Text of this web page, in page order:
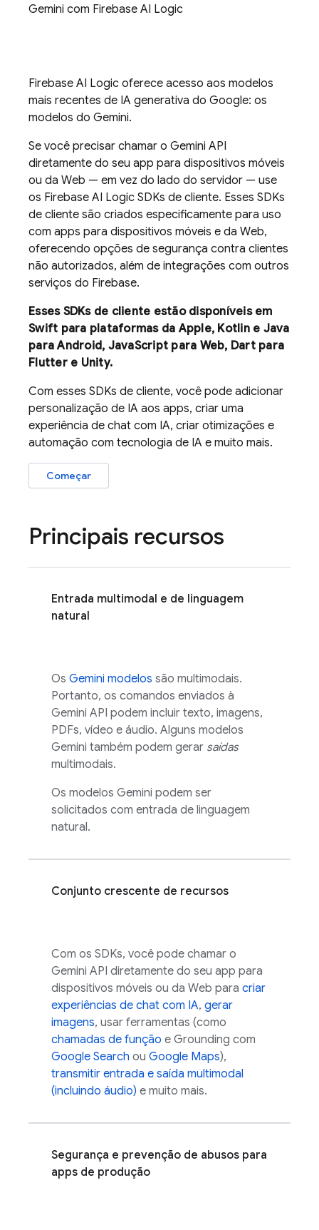
Gemini com Firebase AI Logic
Firebase AI Logic oferece acesso aos modelos
mais recentes de IA generativa do Google: os
modelos do Gemini.
Se você precisar chamar o Gemini API
diretamente do seu app para dispositivos móveis
ou da Web — em vez do lado do servidor — use
os Firebase AI Logic SDKs de cliente. Esses SDKs
de cliente são criados especificamente para uso
com apps para dispositivos móveis e da Web,
oferecendo opções de segurança contra clientes
não autorizados, além de integrações com outros
serviços do Firebase.
Esses SDKs de cliente estão disponíveis em
Swift para plataformas da Apple, Kotlin e Java
para Android, JavaScript para Web, Dart para
Flutter e Unity.
Com esses SDKs de cliente, você pode adicionar
personalização de IA aos apps, criar uma
experiência de chat com IA, criar otimizações e
automação com tecnologia de IA e muito mais.
Começar
Principais recursos
Entrada multimodal e de linguagem
natural
Os Gemini modelos são multimodais.
Portanto, os comandos enviados à
Gemini API podem incluir texto, imagens,
PDFs, vídeo e áudio. Alguns modelos
Gemini também podem gerar saídas
multimodais.
Os modelos Gemini podem ser
solicitados com entrada de linguagem
natural.
Conjunto crescente de recursos
Com os SDKs, você pode chamar o
Gemini API diretamente do seu app para
dispositivos móveis ou da Web para criar
experiências de chat com IA, gerar
imagens, usar ferramentas (como
chamadas de função e Grounding com
Google Search ou Google Maps),
transmitir entrada e saída multimodal
(incluindo áudio) e muito mais.
Segurança e prevenção de abusos para
apps de produção